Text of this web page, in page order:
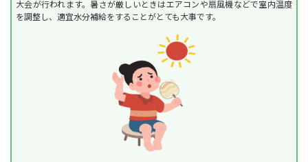
大会が行われます。暑さが厳しいときはエアコンや扇風機などで室内温度
を調整し、適宜水分補給をすることがとても大事です。